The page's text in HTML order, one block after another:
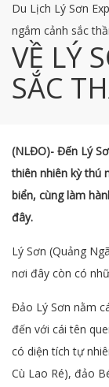
Du Lịch Lý Sơn
ngắm cảnh sắc
VỀ LÝ
SẮC
(NLĐO)- Đến Lý
thiên nhiên kỳ thú
biển, cùng làm
đây.
Lý Sơn (Quảng
nơi đây còn có
Đảo Lý Sơn nằm
đến với cái tên
có diện tích tự
Cù Lao Ré), đảo